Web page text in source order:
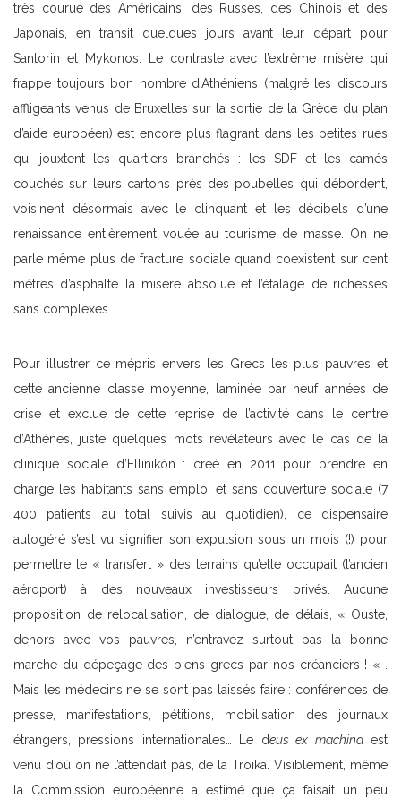
très courue des Américains, des Russes, des Chinois et des
Japonais, en transit quelques jours avant leur départ pour
Santorin et Mykonos. Le contraste avec l’extrême misère qui
frappe toujours bon nombre d’Athéniens (malgré les discours
affligeants venus de Bruxelles sur la sortie de la Grèce du plan
d’aide européen) est encore plus flagrant dans les petites rues
qui jouxtent les quartiers branchés : les SDF et les camés
couchés sur leurs cartons près des poubelles qui débordent,
voisinent désormais avec le clinquant et les décibels d’une
renaissance entièrement vouée au tourisme de masse. On ne
parle même plus de fracture sociale quand coexistent sur cent
mètres d’asphalte la misère absolue et l’étalage de richesses
sans complexes.
Pour illustrer ce mépris envers les Grecs les plus pauvres et
cette ancienne classe moyenne, laminée par neuf années de
crise et exclue de cette reprise de l’activité dans le centre
d’Athènes, juste quelques mots révélateurs avec le cas de la
clinique sociale d’Ellinikón : créé en 2011 pour prendre en
charge les habitants sans emploi et sans couverture sociale (7
400 patients au total suivis au quotidien), ce dispensaire
autogéré s’est vu signifier son expulsion sous un mois (!) pour
permettre le « transfert » des terrains qu’elle occupait (l’ancien
aéroport) à des nouveaux investisseurs privés. Aucune
proposition de relocalisation, de dialogue, de délais, « Ouste,
dehors avec vos pauvres, n’entravez surtout pas la bonne
marche du dépeçage des biens grecs par nos créanciers ! « .
Mais les médecins ne se sont pas laissés faire : conférences de
presse, manifestations, pétitions, mobilisation des journaux
étrangers, pressions internationales… Le deus ex machinaest
venu d’où on ne l’attendait pas, de la Troïka. Visiblement, même
la Commission européenne a estimé que ça faisait un peu